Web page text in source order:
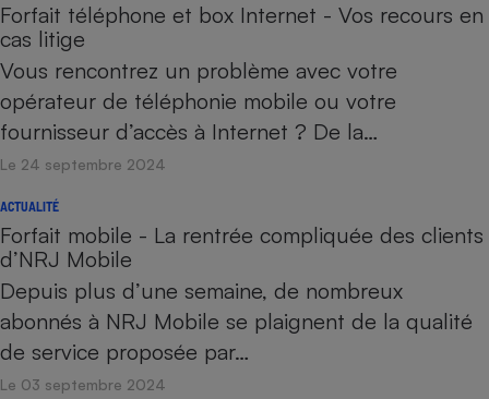
Forfait téléphone et box Internet - Vos recours en
cas litige
Vous rencontrez un problème avec votre
opérateur de téléphonie mobile ou votre
fournisseur d’accès à Internet ? De la…
Le 24 septembre 2024
ACTUALITÉ
Forfait mobile - La rentrée compliquée des clients
d’NRJ Mobile
Depuis plus d’une semaine, de nombreux
abonnés à NRJ Mobile se plaignent de la qualité
de service proposée par…
Le 03 septembre 2024